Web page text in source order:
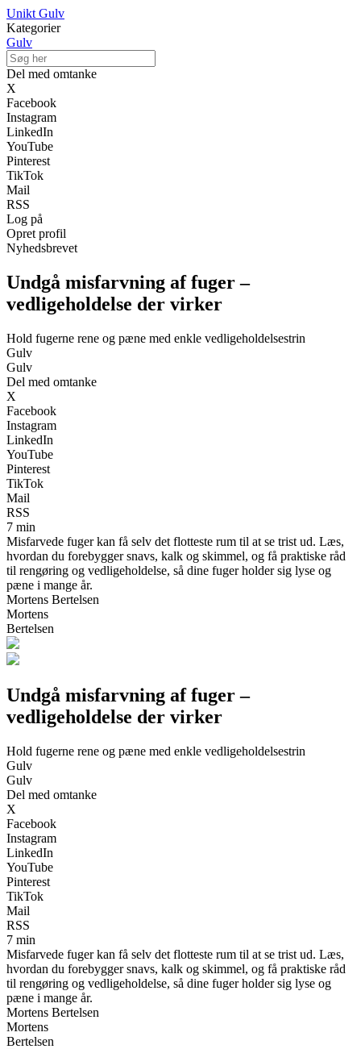
Unikt Gulv
Kategorier
Gulv
Del med omtanke
X
Facebook
Instagram
LinkedIn
YouTube
Pinterest
TikTok
Mail
RSS
Log på
Opret profil
Nyhedsbrevet
Undgå misfarvning af fuger –
vedligeholdelse der virker
Hold fugerne rene og pæne med enkle vedligeholdelsestrin
Gulv
Gulv
Del med omtanke
X
Facebook
Instagram
LinkedIn
YouTube
Pinterest
TikTok
Mail
RSS
7 min
Misfarvede fuger kan få selv det flotteste rum til at se trist ud. Læs,
hvordan du forebygger snavs, kalk og skimmel, og få praktiske råd
til rengøring og vedligeholdelse, så dine fuger holder sig lyse og
pæne i mange år.
Mortens Bertelsen
Mortens
Bertelsen
Undgå misfarvning af fuger –
vedligeholdelse der virker
Hold fugerne rene og pæne med enkle vedligeholdelsestrin
Gulv
Gulv
Del med omtanke
X
Facebook
Instagram
LinkedIn
YouTube
Pinterest
TikTok
Mail
RSS
7 min
Misfarvede fuger kan få selv det flotteste rum til at se trist ud. Læs,
hvordan du forebygger snavs, kalk og skimmel, og få praktiske råd
til rengøring og vedligeholdelse, så dine fuger holder sig lyse og
pæne i mange år.
Mortens Bertelsen
Mortens
Bertelsen